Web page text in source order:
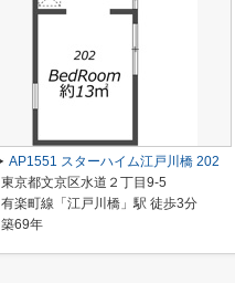
AP1551 スターハイム江戸川橋 202
東京都文京区水道２丁目9-5
有楽町線「江戸川橋」駅 徒歩3分
築69年